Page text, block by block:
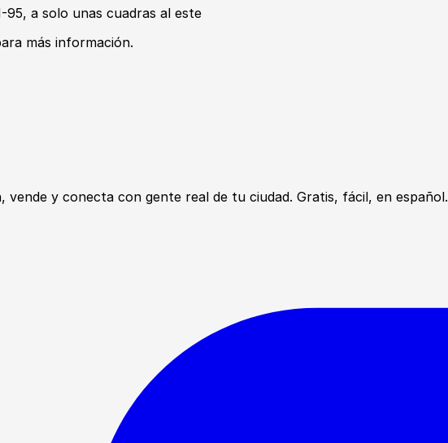
a solo unas cuadras al este
más información.
y conecta con gente real de tu ciudad. Gratis, fácil, en español.